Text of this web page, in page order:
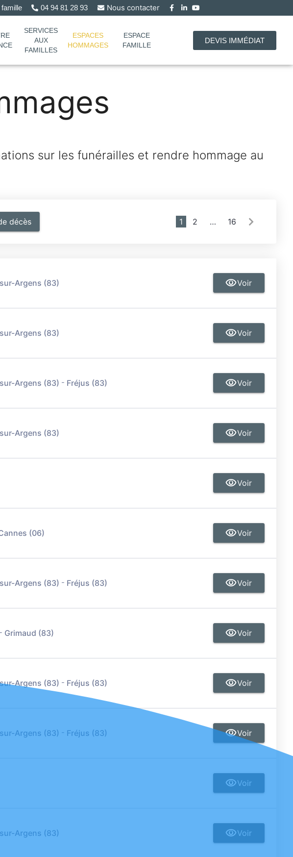
famille 04 94 81 28 93 Nous contacter
SERVICES
AUX
FAMILLES
ESPACES
HOMMAGES
ESPACE
FAMILLE
DEVIS IMMÉDIAT
sur les funérailles et rendre hommage au
décès 1 2 … 16
Argens (83) Voir
Argens (83) Voir
Argens (83) - Fréjus (83) Voir
Argens (83) Voir
Voir
(06) Voir
Argens (83) - Fréjus (83) Voir
- Grimaud (83) Voir
Argens (83) - Fréjus (83) Voir
Argens (83) - Fréjus (83) Voir
Voir
Argens (83) Voir